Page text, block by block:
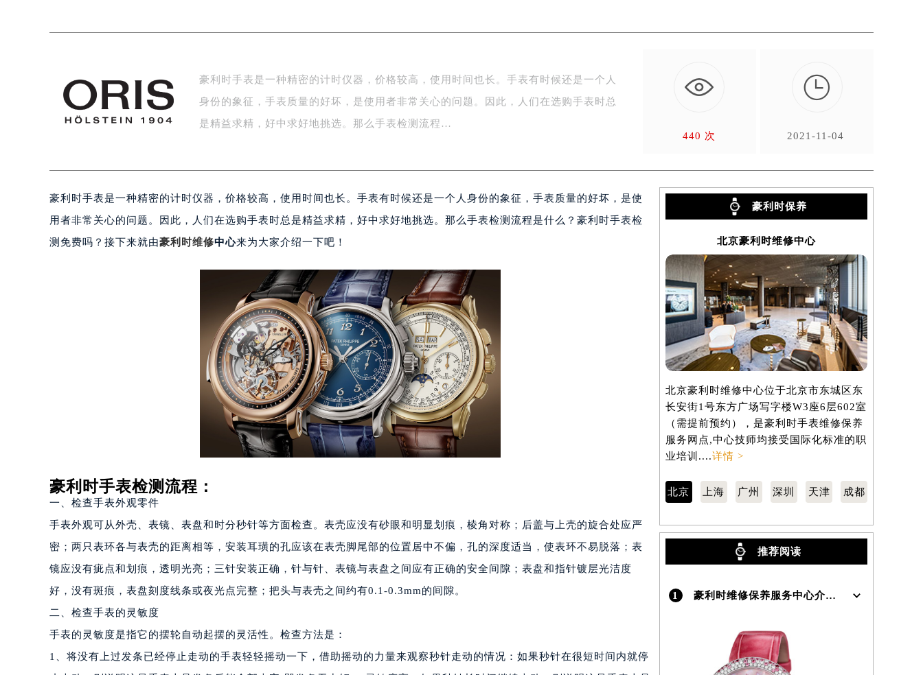
嘉兴市南湖区广益路705号嘉兴世界贸易中心写字楼A座13层1304室（需提前预约）
南昌市红谷滩新区红谷中大道998号绿地双子塔（中央广场）A1座办公楼14层07室（需提前预约）
济南市历下区经十路11111号华润中心写字楼（万象城）15层1508室（需提前预约）
惠州市惠城区江北文昌一路7号华贸大厦写字楼1座30层05室（需提前预约）
厦门市思明区湖滨东路95号华润大厦写字楼B座11层1104室（需提前预约）
福州市鼓楼区五四路128-1号恒力城写字楼15层03室（需提前预约）
重庆市江北区观音桥步行街2号融恒时代广场写字楼9层902室（需提前预约）
长沙市芙蓉区定王台街道建湘路393号世茂环球金融中心写字楼（芙蓉广场）10层13室（需提前预约）
郑州市二七区铭功路10号华润大厦写字楼29层2905室（需提前预约）
太原市迎泽区解放路15号亨得利名表服务中心（品牌授权店）3层整层（需提前预约）
沈阳市沈河区中街路137号亨得利名表服务中心（品牌授权店）1层整层（需提前预约）
沈阳市沈河区中街路83号亨得利名表服务中心（品牌授权店）1层整层（需提前预约）
乌鲁木齐市天山区红山路26号时代广场（CCMALL）C座17层17-B（需提前预约）
温州市鹿城区锦绣路1067号置信广场10层1015室（需提前预约）
哈尔滨市道里区友谊西路600号富力中心T2座写字楼29层03室（需提前预约）
大连市中山区人民路15号国际金融大厦7层G室（需提前预约）
东莞市东城街道鸿福东路1号民盈国贸中心T1写字楼9层907室（需提前预约）
无锡市梁溪区人民中路139号恒隆广场写字楼1座11层1104室（需提前预约）
南通市崇川区工农路57号圆融广场写字楼16层1603室（需提前预约）
苏州市苏州工业园区星港街199号苏州中心办公楼C座22层08室（需提前预约）
武汉市江汉区解放大道686号世界贸易大厦38层09室（需提前预约）
南宁市青秀区金湖路59号地王大厦12楼1224室（需提前预约）
青岛市南区山东路6号华润大厦B座22层04室（需提前预约）
烟台市芝罘区胜利路139号万达金融中心A座907室（需提前预约）
豪利时手表是一种精密的计时仪器，价格较高，使用时间也长。手表有时候还是一个人
身份的象征，手表质量的好坏，是使用者非常关心的问题。因此，人们在选购手表时总
是精益求精，好中求好地挑选。那么手表检测流程…
440 次

2021-11-04
豪利时手表是一种精密的计时仪器，价格较高，使用时间也长。手表有时候还是一个人身份的象征，手表质量的好坏，是使
用者非常关心的问题。因此，人们在选购手表时总是精益求精，好中求好地挑选。那么手表检测流程是什么？豪利时手表检
测免费吗？接下来就由豪利时维修中心来为大家介绍一下吧！
豪利时手表检测流程：
一、检查手表外观零件
手表外观可从外壳、表镜、表盘和时分秒针等方面检查。表壳应没有砂眼和明显划痕，棱角对称；后盖与上壳的旋合处应严
密；两只表环各与表壳的距离相等，安装耳璜的孔应该在表壳脚尾部的位置居中不偏，孔的深度适当，使表环不易脱落；表
镜应没有疵点和划痕，透明光亮；三针安装正确，针与针、表镜与表盘之间应有正确的安全间隙；表盘和指针镀层光洁度
好，没有斑痕，表盘刻度线条或夜光点完整；把头与表壳之间约有0.1-0.3mm的间隙。
二、检查手表的灵敏度
手表的灵敏度是指它的摆轮自动起摆的灵活性。检查方法是：
1、将没有上过发条已经停止走动的手表轻轻摇动一下，借助摇动的力量来观察秒针走动的情况：如果秒针在很短时间内就停
豪利时保养
北京豪利时维修中心
北京豪利时维修中心位于北京市东城区东
长安街1号东方广场写字楼W3座6层602室
（需提前预约），是豪利时手表维修保养
服务网点,中心技师均接受国际化标准的职
业培训....详情 >
北京 上海 广州 深圳 天津 成都
推荐阅读
1 豪利时维修保养服务中心介绍 | Oris